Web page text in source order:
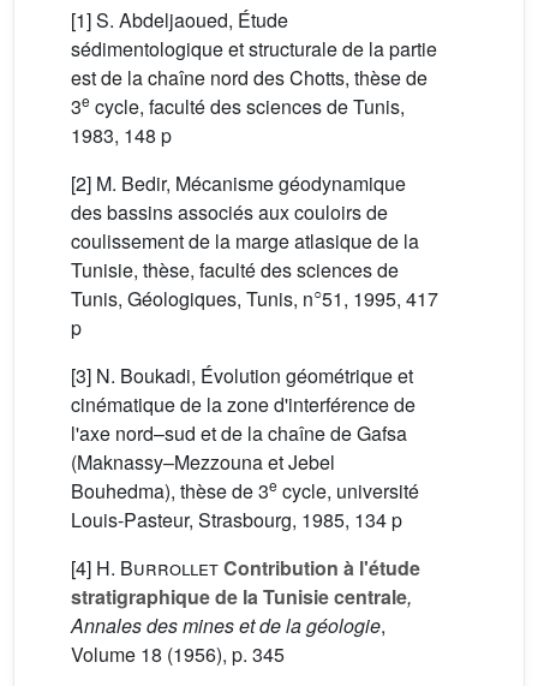
[1] S. Abdeljaoued, Étude
sédimentologique et structurale de la partie
est de la chaîne nord des Chotts, thèse de
3e cycle, faculté des sciences de Tunis,
1983, 148 p
[2] M. Bedir, Mécanisme géodynamique
des bassins associés aux couloirs de
coulissement de la marge atlasique de la
Tunisie, thèse, faculté des sciences de
Tunis, Géologiques, Tunis, n○51, 1995, 417
p
[3] N. Boukadi, Évolution géométrique et
cinématique de la zone d'interférence de
l'axe nord–sud et de la chaîne de Gafsa
(Maknassy–Mezzouna et Jebel
Bouhedma), thèse de 3e cycle, université
Louis-Pasteur, Strasbourg, 1985, 134 p
[4] H. BurrolletContribution à l'étude
stratigraphique de la Tunisie centrale,
Annales des mines et de la géologie,
Volume 18 (1956), p. 345